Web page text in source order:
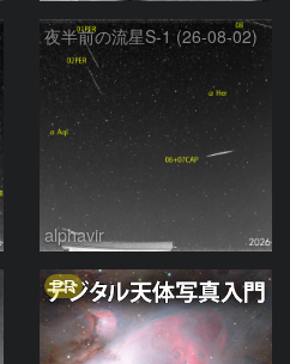
夜半前の流星S-1 (26-08-02)
alphavir
PR